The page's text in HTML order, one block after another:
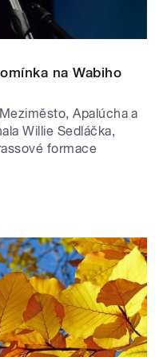
na Wabiho
Apalúcha a
Willie Sedláčka,
formace